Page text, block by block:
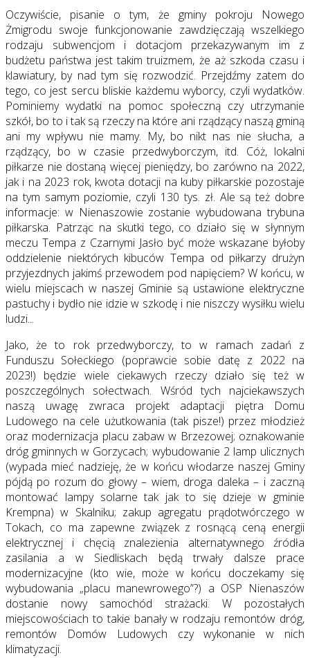
Oczywiście, pisanie o tym, że gminy pokroju Nowego
Żmigrodu swoje funkcjonowanie zawdzięczają wszelkiego
rodzaju subwencjom i dotacjom przekazywanym im z
budżetu państwa jest takim truizmem, że aż szkoda czasu i
klawiatury, by nad tym się rozwodzić. Przejdźmy zatem do
tego, co jest sercu bliskie każdemu wyborcy, czyli wydatków.
Pominiemy wydatki na pomoc społeczną czy utrzymanie
szkół, bo to i tak są rzeczy na które ani rządzący naszą gminą
ani my wpływu nie mamy. My, bo nikt nas nie słucha, a
rządzący, bo w czasie przedwyborczym, itd. Cóż, lokalni
piłkarze nie dostaną więcej pieniędzy, bo zarówno na 2022,
jak i na 2023 rok, kwota dotacji na kuby piłkarskie pozostaje
na tym samym poziomie, czyli 130 tys. zł. Ale są też dobre
informacje: w Nienaszowie zostanie wybudowana trybuna
piłkarska. Patrząc na skutki tego, co działo się w słynnym
meczu Tempa z Czarnymi Jasło być może wskazane byłoby
oddzielenie niektórych kibuców Tempa od piłkarzy drużyn
przyjezdnych jakimś przewodem pod napięciem? W końcu, w
wielu miejscach w naszej Gminie są ustawione elektryczne
pastuchy i bydło nie idzie w szkodę i nie niszczy wysiłku wielu
ludzi...
Jako, że to rok przedwyborczy, to w ramach zadań z
Funduszu Sołeckiego (poprawcie sobie datę z 2022 na
2023!) będzie wiele ciekawych rzeczy działo się też w
poszczególnych sołectwach. Wśród tych najciekawszych
naszą uwagę zwraca projekt adaptacji piętra Domu
Ludowego na cele użutkowania (tak pisze!) przez młodzież
oraz modernizacja placu zabaw w Brzezowej; oznakowanie
dróg gminnych w Gorzycach; wybudowanie 2 lamp ulicznych
(wypada mieć nadzieję, że w końcu włodarze naszej Gminy
pójdą po rozum do głowy – wiem, droga daleka – i zaczną
montować lampy solarne tak jak to się dzieje w gminie
Krempna) w Skalniku; zakup agregatu prądotwórczego w
Tokach, co ma zapewne związek z rosnącą ceną energii
elektrycznej i chęcią znalezienia alternatywnego źródła
zasilania a w Siedliskach będą trwały dalsze prace
modernizacyjne (kto wie, może w końcu doczekamy się
wybudowania „placu manewrowego”?) a OSP Nienaszów
dostanie nowy samochód strażacki. W pozostałych
miejscowościach to takie banały w rodzaju remontów dróg,
remontów Domów Ludowych czy wykonanie w nich
klimatyzacji.